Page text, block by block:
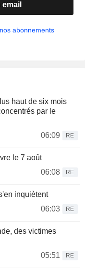
abonnements
haut de six mois
par le
06:09
RE
le 7 août
06:08
RE
inquiètent
06:03
RE
des victimes
05:51
RE